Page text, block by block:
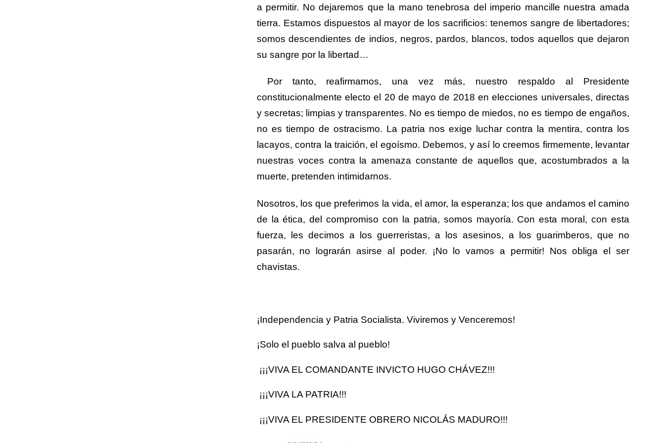
a permitir. No dejaremos que la mano tenebrosa del imperio mancille nuestra amada
tierra. Estamos dispuestos al mayor de los sacrificios: tenemos sangre de libertadores;
somos descendientes de indios, negros, pardos, blancos, todos aquellos que dejaron
su sangre por la libertad…
Por tanto, reafirmamos, una vez más, nuestro respaldo al Presidente
constitucionalmente electo el 20 de mayo de 2018 en elecciones universales, directas
y secretas; limpias y transparentes. No es tiempo de miedos, no es tiempo de engaños,
no es tiempo de ostracismo. La patria nos exige luchar contra la mentira, contra los
lacayos, contra la traición, el egoísmo. Debemos, y así lo creemos firmemente, levantar
nuestras voces contra la amenaza constante de aquellos que, acostumbrados a la
muerte, pretenden intimidarnos.
Nosotros, los que preferimos la vida, el amor, la esperanza; los que andamos el camino
de la ética, del compromiso con la patria, somos mayoría. Con esta moral, con esta
fuerza, les decimos a los guerreristas, a los asesinos, a los guarimberos, que no
pasarán, no lograrán asirse al poder. ¡No lo vamos a permitir! Nos obliga el ser
chavistas.
¡Independencia y Patria Socialista. Viviremos y Venceremos!
¡Solo el pueblo salva al pueblo!
¡¡¡VIVA EL COMANDANTE INVICTO HUGO CHÁVEZ!!!
¡¡¡VIVA LA PATRIA!!!
¡¡¡VIVA EL PRESIDENTE OBRERO NICOLÁS MADURO!!!